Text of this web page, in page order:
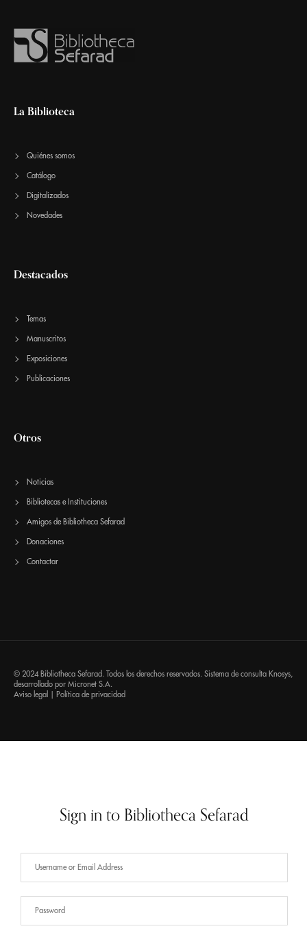
La Biblioteca
Quiénes somos
Catálogo
Digitalizados
Novedades
Destacados
Temas
Manuscritos
Exposiciones
Publicaciones
Otros
Noticias
Bibliotecas e Instituciones
Amigos de Bibliotheca Sefarad
Donaciones
Contactar
© 2024 Bibliotheca Sefarad. Todos los derechos reservados. Sistema de consulta Knosys
desarrollado por Micronet S.A.
Aviso legal
Política de privacidad
Sign in to Bibliotheca Sefarad